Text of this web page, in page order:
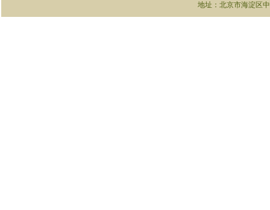
地址：北京市海淀区